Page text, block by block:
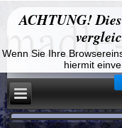
ACHTUNG!
Wenn Sie Ihre
hiermit